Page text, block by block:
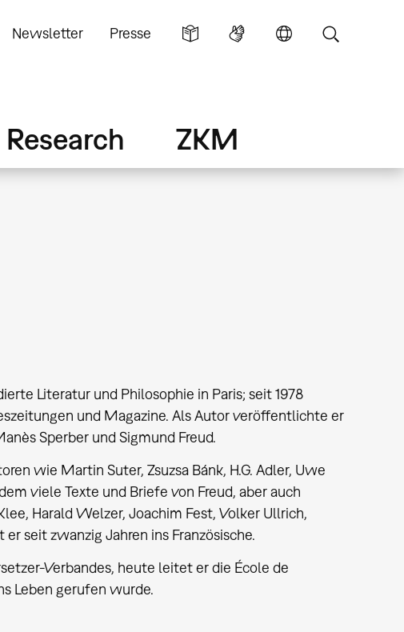
Newsletter Presse
Research ZKM
Literatur und Philosophie in Paris; seit 1978
und Magazine. Als Autor veröffentlichte er
Sperber und Sigmund Freud.
wie Martin Suter, Zsuzsa Bánk, H.G. Adler, Uwe
viele Texte und Briefe von Freud, aber auch
Harald Welzer, Joachim Fest, Volker Ullrich,
seit zwanzig Jahren ins Französische.
Verbandes, heute leitet er die École de
Leben gerufen wurde.